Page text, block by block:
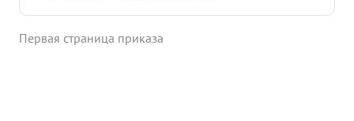
подорванными четыре самоходных орудия
Первая страница приказа